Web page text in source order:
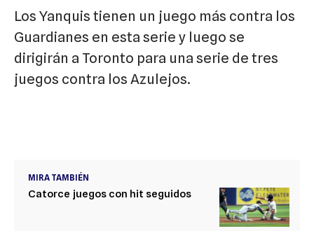
Los Yanquis tienen un juego más contra los
Guardianes en esta serie y luego se
dirigirán a Toronto para una serie de tres
juegos contra los Azulejos.
MIRA TAMBIÉN
Catorce juegos con hit seguidos